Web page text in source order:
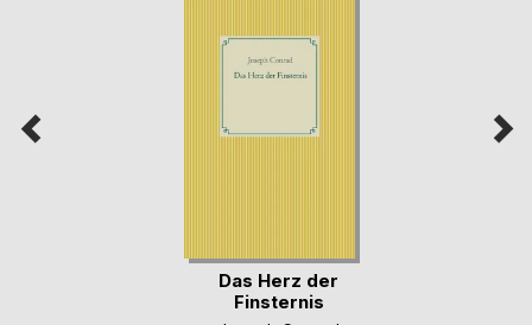
Das Herz der
Finsternis